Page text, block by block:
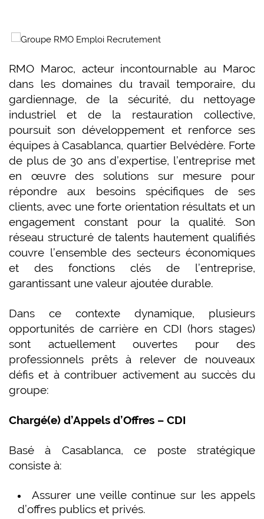
RMO Maroc, acteur incontournable au Maroc
dans les domaines du travail temporaire, du
gardiennage, de la sécurité, du nettoyage
industriel et de la restauration collective,
poursuit son développement et renforce ses
équipes à Casablanca, quartier Belvédère. Forte
de plus de 30 ans d’expertise, l’entreprise met
en œuvre des solutions sur mesure pour
répondre aux besoins spécifiques de ses
clients, avec une forte orientation résultats et un
engagement constant pour la qualité. Son
réseau structuré de talents hautement qualifiés
couvre l’ensemble des secteurs économiques
et des fonctions clés de l’entreprise,
garantissant une valeur ajoutée durable.
Dans ce contexte dynamique, plusieurs
opportunités de carrière en CDI (hors stages)
sont actuellement ouvertes pour des
professionnels prêts à relever de nouveaux
défis et à contribuer activement au succès du
groupe:
Chargé(e) d’Appels d’Offres – CDI
Basé à Casablanca, ce poste stratégique
consiste à:
Assurer une veille continue sur les appels
d’offres publics et privés.